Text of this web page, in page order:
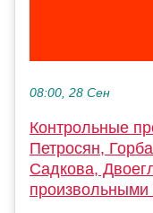
08:00, 28 Сен
Контрольные
Петросян,
Садкова,